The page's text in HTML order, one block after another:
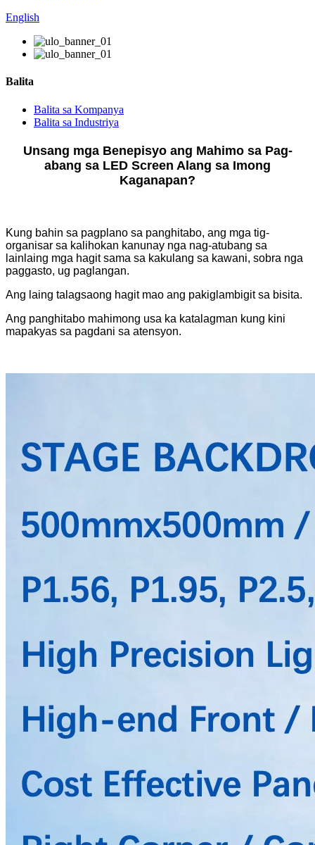
English
Balita
Balita sa Kompanya
Balita sa Industriya
Unsang mga Benepisyo ang Mahimo sa Pag-
abang sa LED Screen Alang sa Imong
Kaganapan?
Kung bahin sa pagplano sa panghitabo, ang mga tig-
organisar sa kalihokan kanunay nga nag-atubang sa
lainlaing mga hagit sama sa kakulang sa kawani, sobra nga
paggasto, ug paglangan.
Ang laing talagsaong hagit mao ang pakiglambigit sa bisita.
Ang panghitabo mahimong usa ka katalagman kung kini
mapakyas sa pagdani sa atensyon.